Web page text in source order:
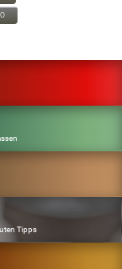
Tipps